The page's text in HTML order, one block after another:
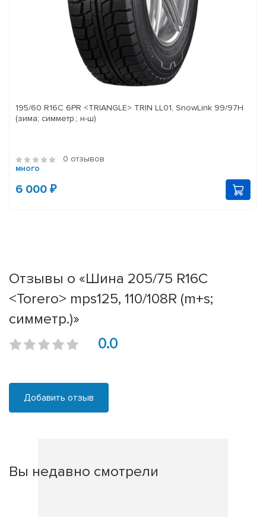
195/60 R16C 6PR <TRIANGLE> TRIN LL01, SnowLink 99/97H
(зима; симметр.; н-ш)
0 отзывов
много
6 000 ₽
Отзывы о «Шина 205/75 R16C
<Torero> mps125, 110/108R (m+s;
симметр.)»
0.0
Добавить отзыв
Вы недавно смотрели